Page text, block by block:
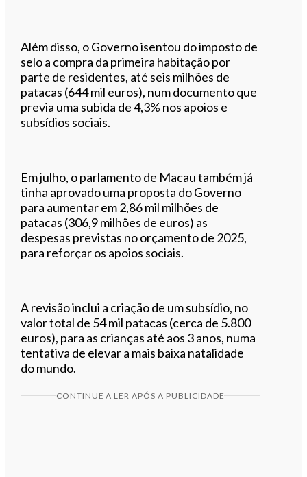
Além disso, o Governo isentou do imposto de
selo a compra da primeira habitação por
parte de residentes, até seis milhões de
patacas (644 mil euros), num documento que
previa uma subida de 4,3% nos apoios e
subsídios sociais.
Em julho, o parlamento de Macau também já
tinha aprovado uma proposta do Governo
para aumentar em 2,86 mil milhões de
patacas (306,9 milhões de euros) as
despesas previstas no orçamento de 2025,
para reforçar os apoios sociais.
A revisão inclui a criação de um subsídio, no
valor total de 54 mil patacas (cerca de 5.800
euros), para as crianças até aos 3 anos, numa
tentativa de elevar a mais baixa natalidade
do mundo.
CONTINUE A LER APÓS A PUBLICIDADE